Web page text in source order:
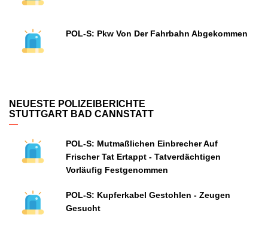
POL-S: Pkw Von Der Fahrbahn Abgekommen
NEUESTE POLIZEIBERICHTE
STUTTGART BAD CANNSTATT
POL-S: Mutmaßlichen Einbrecher Auf
Frischer Tat Ertappt - Tatverdächtigen
Vorläufig Festgenommen
POL-S: Kupferkabel Gestohlen - Zeugen
Gesucht